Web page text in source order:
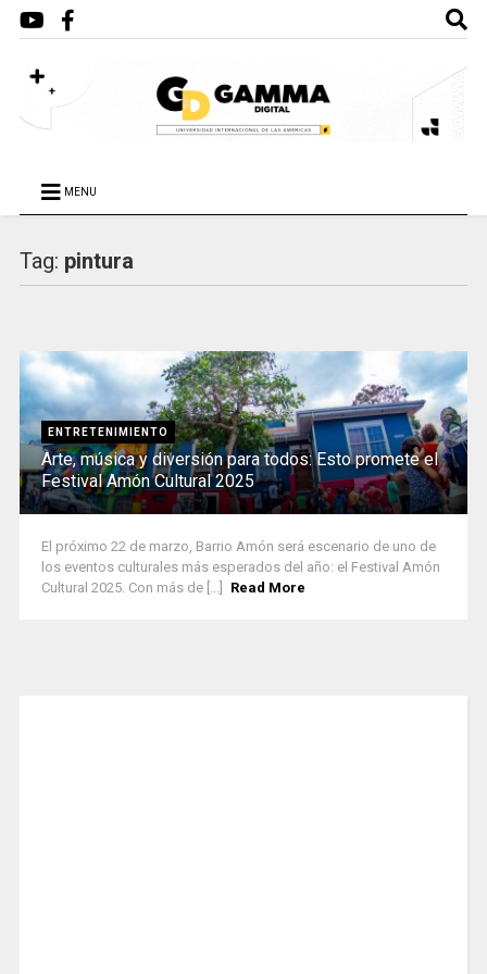
MENU
Tag: pintura
ENTRETENIMIENTO
Arte, música y diversión para todos: Esto promete el
Festival Amón Cultural 2025
El próximo 22 de marzo, Barrio Amón será escenario de uno de
los eventos culturales más esperados del año: el Festival Amón
Cultural 2025. Con más de [...]
Read More